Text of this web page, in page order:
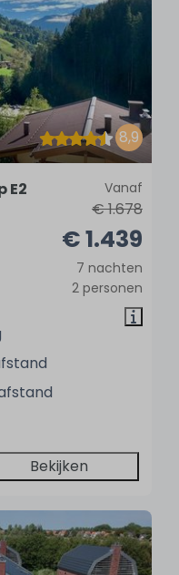
8,9
Vanaf
€ 1.678
€ 1.439
7 nachten
2 personen
E2
Bekijken